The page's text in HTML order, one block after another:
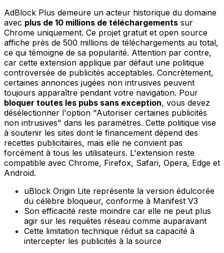
AdBlock Plus demeure un acteur historique du domaine
avec plus de 10 millions de téléchargements sur
Chrome uniquement. Ce projet gratuit et open source
affiche près de 500 millions de téléchargements au total,
ce qui témoigne de sa popularité. Attention par contre,
car cette extension applique par défaut une politique
controversée de publicités acceptables. Concrètement,
certaines annonces jugées non intrusives peuvent
toujours apparaître pendant votre navigation. Pour
bloquer toutes les pubs sans exception, vous devez
désélectionner l'option "Autoriser certaines publicités
non intrusives" dans les paramètres. Cette politique vise
à soutenir les sites dont le financement dépend des
recettes publicitaires, mais elle ne convient pas
forcément à tous les utilisateurs. L'extension reste
compatible avec Chrome, Firefox, Safari, Opera, Edge et
Android.
uBlock Origin Lite représente la version édulcorée
du célèbre bloqueur, conforme à Manifest V3
Son efficacité reste moindre car elle ne peut plus
agir sur les requêtes réseau comme auparavant
Cette limitation technique réduit sa capacité à
intercepter les publicités à la source